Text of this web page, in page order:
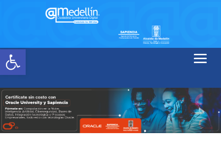
Abrir barra de herramientas